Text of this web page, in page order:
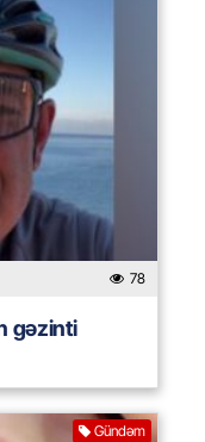
78
gəzinti
Gündəm